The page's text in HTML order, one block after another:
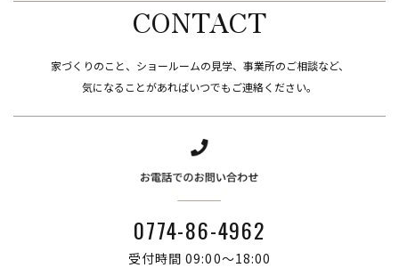
CONTACT
家づくりのこと、ショールームの見学、事業所のご相談など、
​​​​​​​気になることがあればいつでもご連絡ください。
0774-86-4962
受付時間 09:00～18:00